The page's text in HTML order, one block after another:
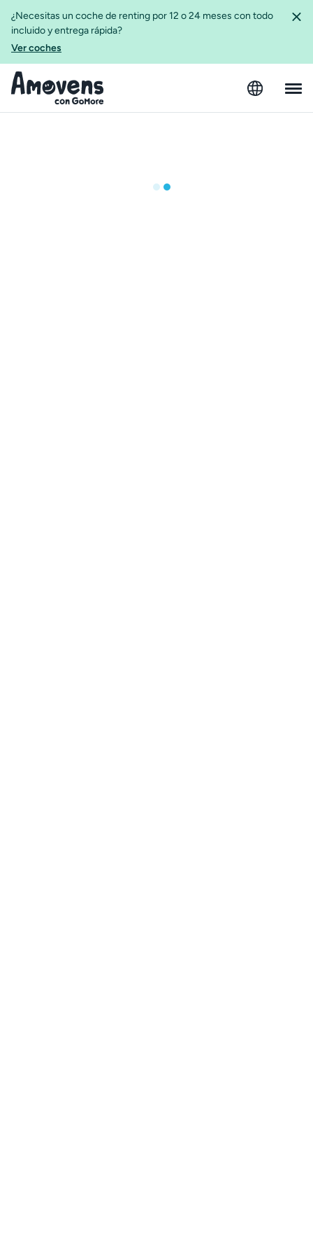
¿Necesitas un coche de renting por 12 o 24 meses con todo
incluido y entrega rápida?
Ver coches